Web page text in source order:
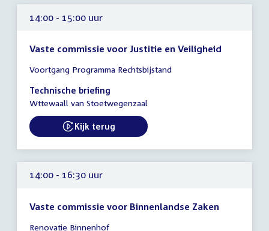
14:00 - 15:00 uur
Vaste commissie voor Justitie en Veiligheid
vergadering
14:00
-
uur
Voortgang Programma Rechtsbijstand
Technische briefing
Wttewaall van Stoetwegenzaal
External link:
Kijk terug
14:00 - 16:30 uur
Vaste commissie voor Binnenlandse Zaken
Renovatie Binnenhof